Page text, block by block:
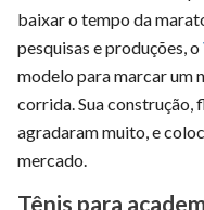
baixar o tempo da
pesquisas e produções, o
modelo para marcar um
corrida. Sua
agradaram muito, e
mercado.
Tênis para